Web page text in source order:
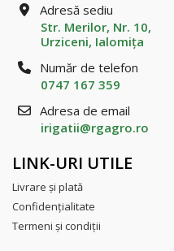
Adresă sediu
Str. Merilor, Nr. 10,
Urziceni, Ialomiţa
Număr de telefon
0747 167 359
Adresa de email
irigatii@rgagro.ro
LINK-URI UTILE
Livrare şi plată
Confidenţialitate
Termeni şi condiţii